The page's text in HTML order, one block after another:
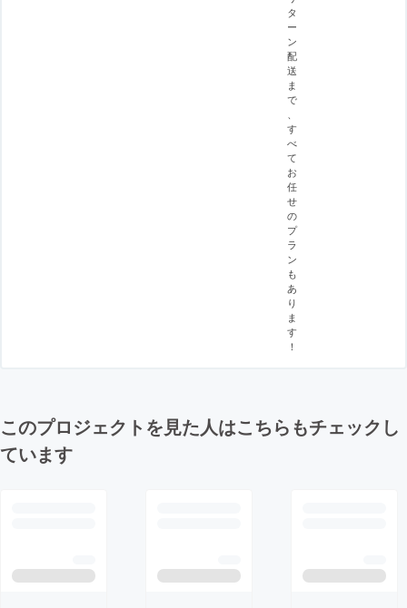
タ
ー
ン
配
送
ま
で
す
べ
て
お
任
せ
の
プ
ラ
ン
も
あ
り
ま
す
！
このプロジェクトを見た人はこちらもチェックし
ています